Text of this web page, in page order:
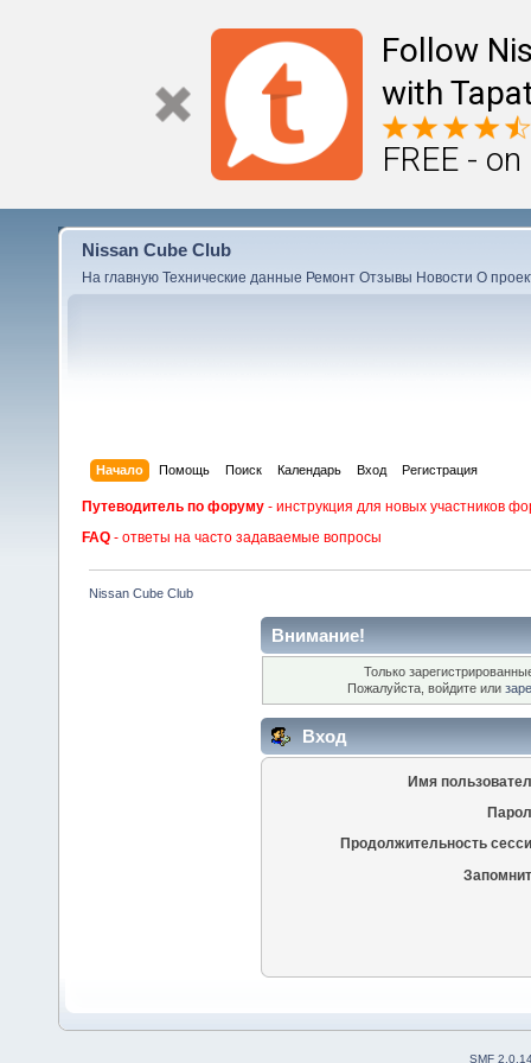
Follow
with
FREE -
Nissan Cube Club
На главную Технические данные Ремонт Отзывы Новости О
Начало Помощь Поиск Календарь Вход Регистрация
Путеводитель по форуму - инструкция для новых участников
FAQ - ответы на часто задаваемые вопросы
Nissan Cube Club
Внимание!
Только
Пожалуйста, войдите или
Вход
Имя
Продолжительность
SMF